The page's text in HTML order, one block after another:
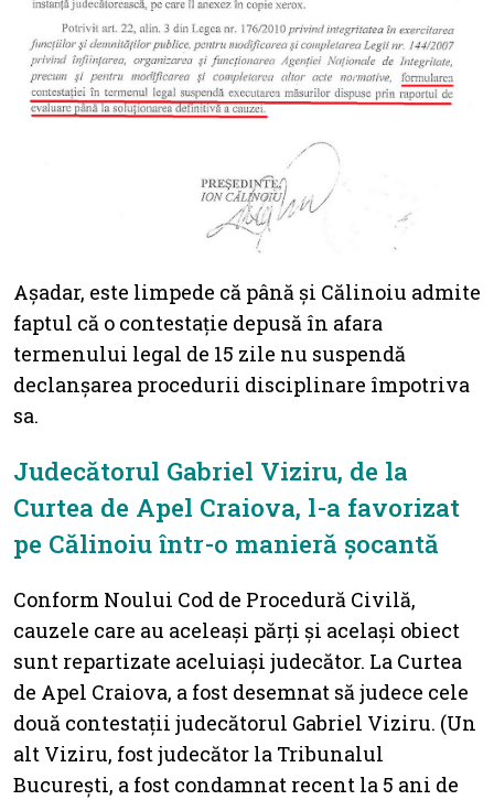
Așadar, este limpede că până și Călinoiu admite
faptul că o contestație depusă în afara
termenului legal de 15 zile nu suspendă
declanșarea procedurii disciplinare împotriva
sa.
Judecătorul Gabriel Viziru, de la
Curtea de Apel Craiova, l-a favorizat
pe Călinoiu într-o manieră șocantă
Conform Noului Cod de Procedură Civilă,
cauzele care au aceleași părți și același obiect
sunt repartizate aceluiași judecător. La Curtea
de Apel Craiova, a fost desemnat să judece cele
două contestații judecătorul Gabriel Viziru. (Un
alt Viziru, fost judecător la Tribunalul
București, a fost condamnat recent la 5 ani de